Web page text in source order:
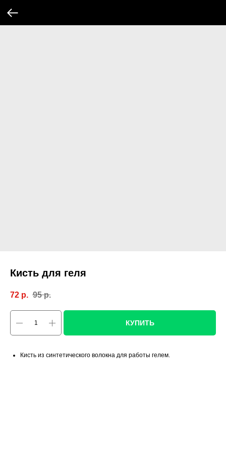
Кисть для геля
72 р. 95 р.
КУПИТЬ
Кисть из синтетического волокна для работы гелем.